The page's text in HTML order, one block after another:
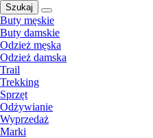
Szukaj
Buty męskie
Buty damskie
Odzież męska
Odzież damska
Trail
Trekking
Sprzęt
Odżywianie
Wyprzedaż
Marki